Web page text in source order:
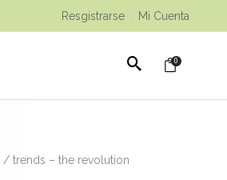
Resgistrarse Mi Cuenta
0
/ trends – the revolution